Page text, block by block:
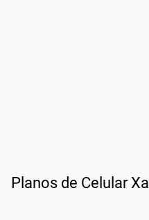
Planos de Celular